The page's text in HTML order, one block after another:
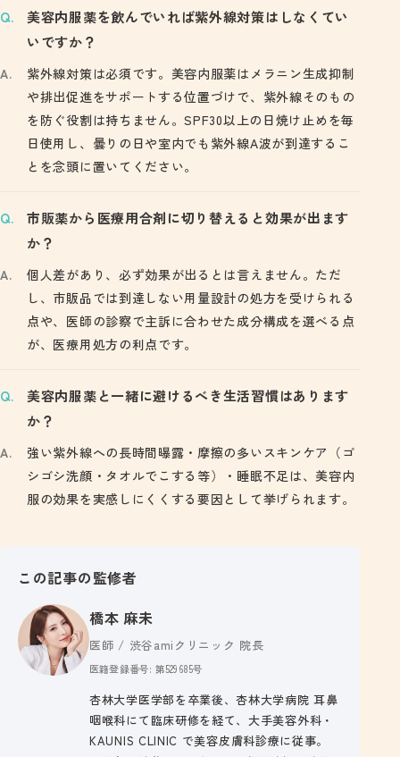
美容内服薬を飲んでいれば紫外線対策はしなくてい
いですか？
紫外線対策は必須です。美容内服薬はメラニン生成抑制
や排出促進をサポートする位置づけで、紫外線そのもの
を防ぐ役割は持ちません。SPF30以上の日焼け止めを毎
日使用し、曇りの日や室内でも紫外線A波が到達するこ
とを念頭に置いてください。
市販薬から医療用合剤に切り替えると効果が出ます
か？
個人差があり、必ず効果が出るとは言えません。ただ
し、市販品では到達しない用量設計の処方を受けられる
点や、医師の診察で主訴に合わせた成分構成を選べる点
が、医療用処方の利点です。
美容内服薬と一緒に避けるべき生活習慣はあります
か？
強い紫外線への長時間曝露・摩擦の多いスキンケア（ゴ
シゴシ洗顔・タオルでこする等）・睡眠不足は、美容内
服の効果を実感しにくくする要因として挙げられます。
この記事の監修者
橋本 麻未
医師 / 渋谷amiクリニック 院長
医籍登録番号: 第529685号
杏林大学医学部を卒業後、杏林大学病院 耳鼻
咽喉科にて臨床研修を経て、大手美容外科・
KAUNIS CLINIC で美容皮膚科診療に従事。